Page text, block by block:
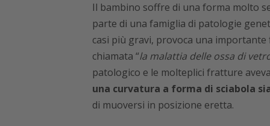
Il bambino soffre di una forma molto
parte di una famiglia di patologie
casi più gravi, provoca una
chiamata “la malattia delle ossa di
patologico e le molteplici fratture
una curvatura a forma di sciabola
di muoversi in posizione eretta.